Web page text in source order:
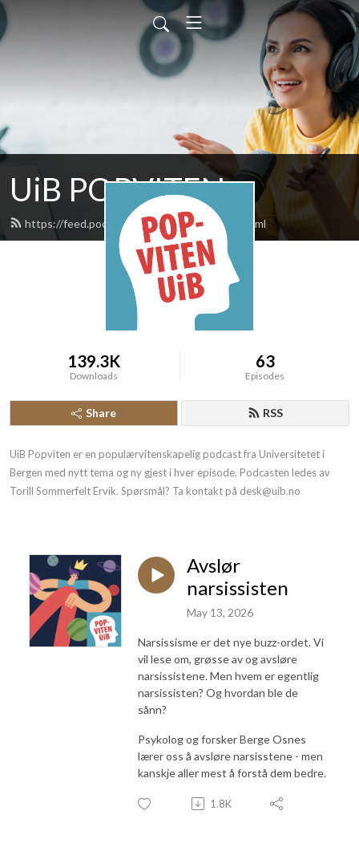
UiB POPVITEN
https://feed.podbean.com/uibpopviten/feed.xml
139.3K
Downloads
63
Episodes
Share RSS
UiB Popviten er en populærvitenskapelig podcast fra Universitetet i
Bergen med nytt tema og ny gjest i hver episode. Podcasten ledes av
Torill Sommerfelt Ervik. Spørsmål? Ta kontakt på desk@uib.no
Avslør
narsissisten
May 13, 2026
Narsissisme er det nye buzz-ordet. Vi
vil lese om, grøsse av og avsløre
narsissistene. Men hvem er egentlig
narsissisten? Og hvordan ble de
sånn?
Psykolog og forsker Berge Osnes
lærer oss å avsløre narsisstene - men
kanskje aller mest å forstå dem bedre.
1.8K